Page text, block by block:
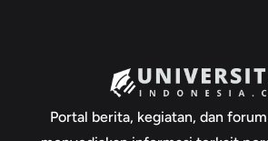
Portal berita, kegiatan, dan